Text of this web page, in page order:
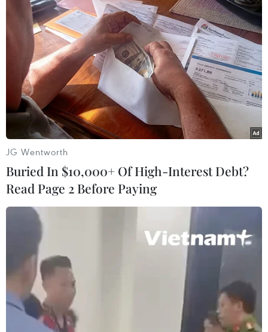
và Sacra Corona Unita ở vùng Puglia. Tất cả các
hệ thống này đều bắt nguồn từ miền Nam
Italy./.
(Vietnam+)
#Italy #Tháp nghiêng Pisa #Đánh bom
JG Wentworth
Buried In $10,000+ Of High-Interest Debt?
Read Page 2 Before Paying